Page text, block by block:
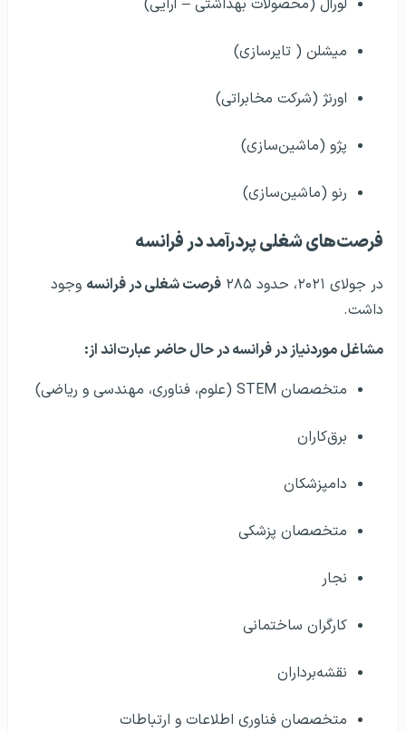
میشلن ( تایرسازی)
اورنژ (شرکت مخابراتی)
پژو (ماشین‌سازی)
رنو (ماشین‌سازی)
فرصت‌های شغلی پردرآمد در فرانسه
در جولای ۲۰۲۱، حدود ۲۸۵ فرصت شغلی در فرانسه وجود
داشت.
مشاغل موردنیاز در فرانسه در حال حاضر عبارت‌اند از:
متخصصان STEM (علوم، فناوری، مهندسی و ریاضی)
برق‌کاران
دامپزشکان
متخصصان پزشکی
نجار
کارگران ساختمانی
نقشه‌برداران
متخصصان فناوری اطلاعات و ارتباطات